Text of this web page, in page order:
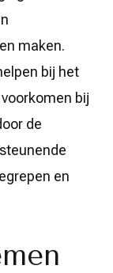
maken.
bij het
bij
de
en